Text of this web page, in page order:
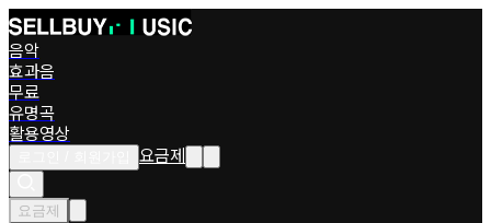
음악
효과음
무료
유명곡
활용영상
요금제
요금제